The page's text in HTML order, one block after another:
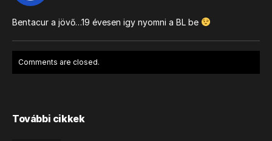
Bentacur a jövő…19 évesen igy nyomni a BL be
Comments are closed.
További cikkek